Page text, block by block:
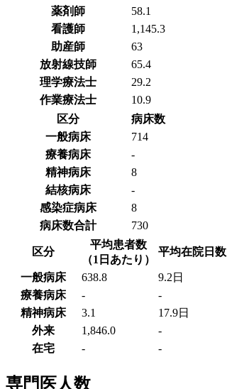
薬剤師
58.1
看護師
1,145.3
助産師
63
放射線技師
65.4
理学療法士
29.2
作業療法士
10.9
区分
病床数
一般病床
714
療養病床
-
精神病床
8
結核病床
-
感染症病床
8
病床数合計
730
区分
平均患者数
（1日あたり）
平均在院日数
一般病床 638.8
9.2日
療養病床
-
-
精神病床
3.1
17.9日
外来
1,846.0
-
在宅
- -
専門医人数